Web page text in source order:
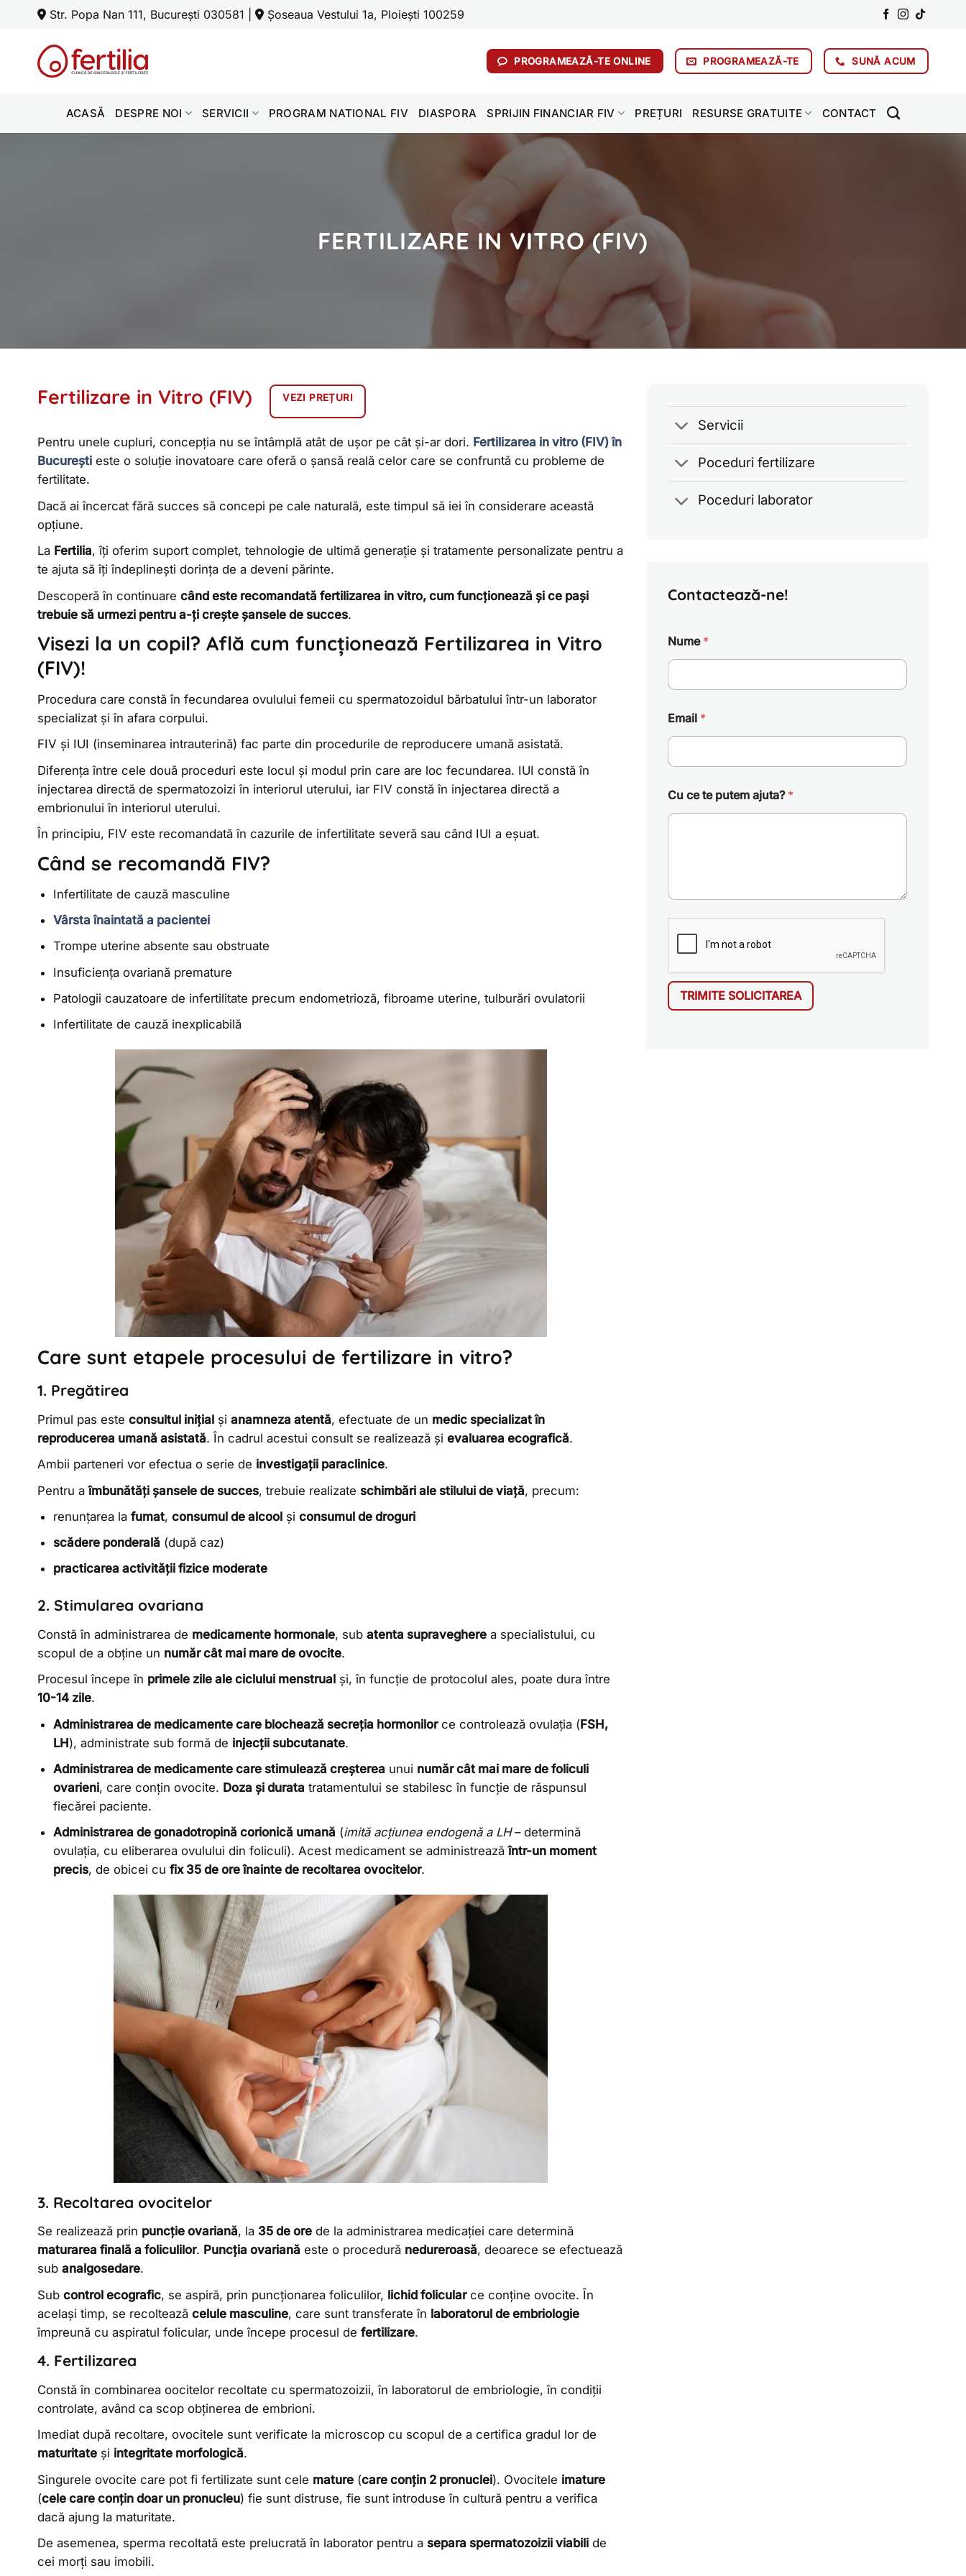
Str. Popa Nan 111, București 030581 Șoseaua Vestului 1a, Ploiești 100259
PROGRAMEAZĂ-TE ONLINE PROGRAMEAZĂ-TE SUNĂ ACUM
ACASĂ DESPRE NOI SERVICII PROGRAM NATIONAL FIV DIASPORA SPRIJIN FINANCIAR FIV PREȚURI RESURSE GRATUITE CONTACT
FERTILIZARE IN VITRO (FIV)
Fertilizare in Vitro (FIV) VEZI PREȚURI
Pentru unele cupluri, concepția nu se întâmplă atât de ușor pe cât și-ar dori. Fertilizarea in vitro (FIV) în
București este o soluție inovatoare care oferă o șansă reală celor care se confruntă cu probleme de
fertilitate.
Dacă ai încercat fără succes să concepi pe cale naturală, este timpul să iei în considerare această
opțiune.
La Fertilia, îți oferim suport complet, tehnologie de ultimă generație și tratamente personalizate pentru a
te ajuta să îți îndeplinești dorința de a deveni părinte.
Descoperă în continuare când este recomandată fertilizarea in vitro, cum funcționează și ce pași
trebuie să urmezi pentru a-ți crește șansele de succes.
Visezi la un copil? Află cum funcționează Fertilizarea in Vitro
(FIV)!
Procedura care constă în fecundarea ovulului femeii cu spermatozoidul bărbatului într-un laborator
specializat și în afara corpului.
FIV și IUI (inseminarea intrauterină) fac parte din procedurile de reproducere umană asistată.
Diferența între cele două proceduri este locul și modul prin care are loc fecundarea. IUI constă în
injectarea directă de spermatozoizi în interiorul uterului, iar FIV constă în injectarea directă a
embrionului în interiorul uterului.
În principiu, FIV este recomandată în cazurile de infertilitate severă sau când IUI a eșuat.
Când se recomandă FIV?
Infertilitate de cauză masculine
Vârsta înaintată a pacientei
Trompe uterine absente sau obstruate
Insuficiența ovariană premature
Patologii cauzatoare de infertilitate precum endometrioză, fibroame uterine, tulburări ovulatorii
Infertilitate de cauză inexplicabilă
Care sunt etapele procesului de fertilizare in vitro?
1. Pregătirea
Primul pas este consultul inițial și anamneza atentă, efectuate de un medic specializat în
reproducerea umană asistată. În cadrul acestui consult se realizează și evaluarea ecografică.
Ambii parteneri vor efectua o serie de investigații paraclinice.
Pentru aîmbunătăți șansele de succes, trebuie realizate schimbări ale stilului de viață, precum:
renunțarea la fumat, consumul de alcool și consumul de droguri
scădere ponderală (după caz)
practicarea activității fizice moderate
2. Stimularea ovariana
Constă în administrarea de medicamente hormonale, sub atenta supraveghere a specialistului, cu
scopul de a obține un număr cât mai mare de ovocite.
Procesul începe în primele zile ale ciclului menstrual și, în funcție de protocolul ales, poate dura între
10-14 zile.
Administrarea de medicamente care blochează secreția hormonilorce controlează ovulația (FSH,
LH), administrate sub formă de injecții subcutanate.
Administrarea de medicamente care stimulează creșterea unui număr cât mai mare de foliculi
ovarieni, care conțin ovocite. Doza și durata tratamentului se stabilesc în funcție de răspunsul
fiecărei paciente.
Administrarea de gonadotropină corionică umană (imită acțiunea endogenă a LH– determină
ovulația, cu eliberarea ovulului din foliculi). Acest medicament se administreazăîntr-un moment
precis, de obicei cu fix 35 de ore înainte de recoltarea ovocitelor.
3. Recoltarea ovocitelor
Se realizează prin puncție ovariană, la 35 de ore de la administrarea medicației care determină
maturarea finală a foliculilor. Puncția ovariană este o procedură nedureroasă, deoarece se efectuează
sub analgosedare.
Sub control ecografic, se aspiră, prin puncționarea foliculilor, lichid folicularce conține ovocite. În
același timp, se recoltează celule masculine, care sunt transferate în laboratorul de embriologie
împreună cu aspiratul folicular, unde începe procesul de fertilizare.
4. Fertilizarea
Constă în combinarea oocitelor recoltate cu spermatozoizii, în laboratorul de embriologie, în condiții
controlate, având ca scop obținerea de embrioni.
Imediat după recoltare, ovocitele sunt verificate la microscop cu scopul de a certifica gradul lor de
maturitate și integritate morfologică.
Singurele ovocite care pot fi fertilizate sunt cele mature (care conțin 2 pronuclei). Ovocitele imature
(cele care conțin doar un pronucleu) fie sunt distruse, fie sunt introduse în cultură pentru a verifica
dacă ajung la maturitate.
De asemenea, sperma recoltată este prelucrată în laborator pentru a separa spermatozoizii viabili de
cei morți sau imobili.
Servicii
Poceduri fertilizare
Poceduri laborator
Contactează-ne!
Nume *
Email *
Cu ce te putem ajuta? *
TRIMITE SOLICITAREA